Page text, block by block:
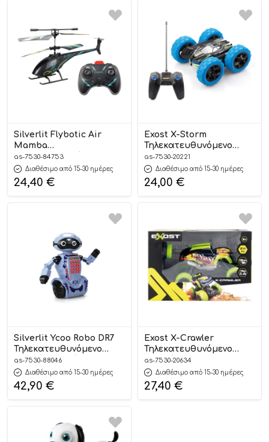
Silverlit Flybotic Air
Mamba
Τηλεκατευθυνόμενο
Ελικόπτερο 8+ 7530-
84753# – As Company
as-7530-84753
Διαθέσιμο από 15-30 ημέρες
24,40 €
Exost X-Storm
Τηλεκατευθυνόμενο
Αυτοκίνητο Μπλε 5+
7530-20221# – As
Company
as-7530-20221
Διαθέσιμο από 15-30 ημέρες
24,00 €
Silverlit Ycoo Robo DR7
Τηλεκατευθυνόμενο
Ρομπότ – Μιλάει
Ελληνικά 5+ – As
Company
as-7530-88046
Διαθέσιμο από 15-30 ημέρες
42,90 €
Exost X-Crawler
Τηλεκατευθυνόμενο
Αυτοκίνητο 5+ 7530-
20634# – As Company
as-7530-20634
Διαθέσιμο από 15-30 ημέρες
27,40 €